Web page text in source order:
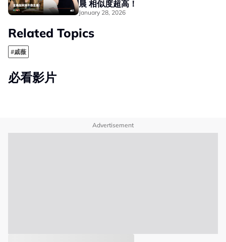
晨 相似度超高！
January 28, 2026
Related Topics
#戚薇
必看影片
Advertisement